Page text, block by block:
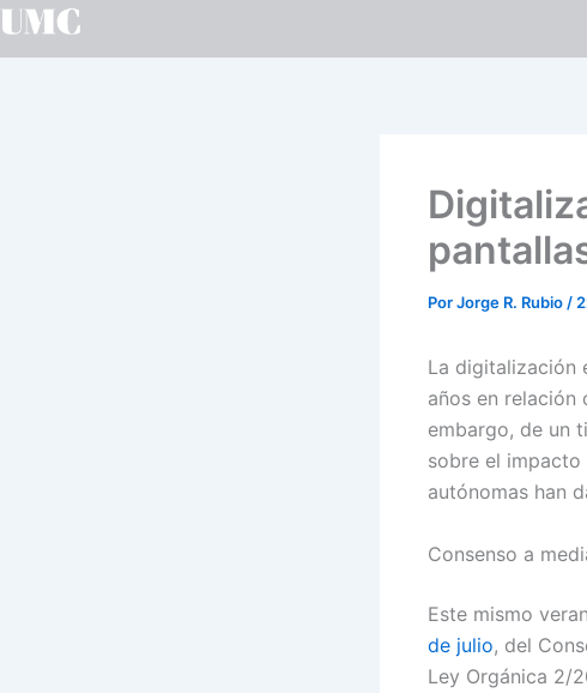
Ir
PorJorge R. Rubio /
La digitalización
años en relación
embargo, de un
sobre el impacto
autónomas han
Consenso a
Este mismo
de julio, del
Ley Orgánica 2/